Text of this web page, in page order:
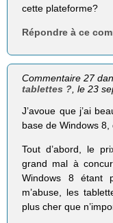
cette plateforme?
Répondre à ce
Commentaire 27
tablettes ? , le 23
J’avoue que j’ai
base de Windows 8,
Tout d’abord, le
grand mal à
Windows 8 étant
m’abuse, les
plus cher que